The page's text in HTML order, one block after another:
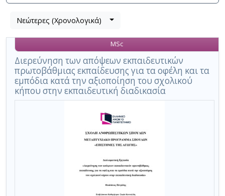
Βρέθηκε
αποτέλεσμα
,
σύνολο
σελίδων
1.
Λίστα
τα
αποτελέσματα
αναζήτησης:
Νεώτερες (Χρονολογικά)
Διερεύνηση των απόψεων εκπαιδευτικών
πρωτοβάθμιας εκπαίδευσης για τα οφέλη και τα
εμπόδια κατά την αξιοποίηση του σχολικού
κήπου στην εκπαιδευτική διαδικασία
MSc